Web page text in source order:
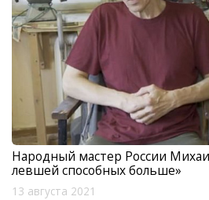
Народный мастер России
левшей способных больше»
13 августа 2021